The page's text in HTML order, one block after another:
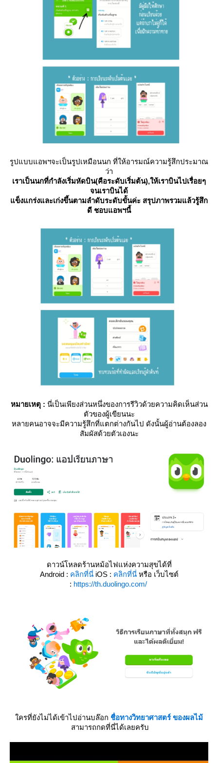
รูปแบบแอพฯจะเป็นรูปเหมือนนก ที่ให้อารมณ์ความรู้สึกประมาณ
ว่า
เราเป็นนกที่กำลังเริ่มหัดบิน(คือระดับเริ่มต้น),ให้เราบินไปเรื่อยๆ
จนเราบินได้
ข็งแกร่งและเก่งขึ้นตามลำดับระดับขั้นค่ะ สรุปภาพรวมแล้วรู้สึก
ดี ชอบแอพฯนี้
หมายเหตุ : นี่เป็นเพียงส่วนหนึ่งของการรีวิวด้วยความคิดเห็นส่วน
ตัวของผู้เขียนนะ
หลายคนอาจจะมีความรู้สึกที่แตกต่างกันไป ดังนั้นผู้อ่านต้องลอง
สัมผัสด้วยตัวเองนะ
ดาวน์โหลดร้านหม้อไฟแห่งความสุขได้ที่
Android : คลิกที่นี่iOS : คลิกที่นี่หรือ เว็บไซต์
: https://th.duolingo.com/
ครที่ยังไม่ได้เข้าไปอ่านบล๊อก ชื่อทางวิทยาศาสตร์ ของผลไม้
สามารถกดที่นี่ได้เลยครับ